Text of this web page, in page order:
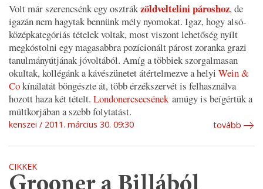
Volt már szerencsénk egy osztrákzöldveltelini pároshoz, de
igazán nem hagytak bennünk mély nyomokat. Igaz, hogy alsó-
középkategóriás tételek voltak, most viszont lehetőség nyílt
megkóstolni egy magasabbra pozícionált párost zoranka grazi
tanulmányútjának jóvoltából. Amíg a többiek szorgalmasan
okultak, kollégánk a kávészünetet átértelmezve a helyi Wein &
Cokínálatát böngészte át, több érzékszervét is felhasználva
hozott haza két tételt. Londonercsecsének amúgy is beígértük a
múltkorjában a szebb folytatást.
kenszei 2011. március 30. 09:30 tovább
CIKKEK